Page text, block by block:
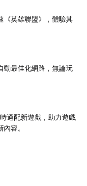
《英雄聯盟》，體驗其
動最佳化網路，無論玩
適配新遊戲，助力遊戲
容。